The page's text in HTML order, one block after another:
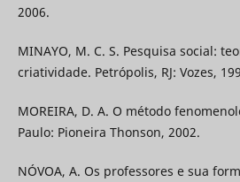
2006.
MINAYO, M. C. S. Pesquisa social:
criatividade. Petrópolis, RJ: Vozes,
MOREIRA, D. A. O método
Paulo: Pioneira Thonson, 2002.
NÓVOA, A. Os professores e sua